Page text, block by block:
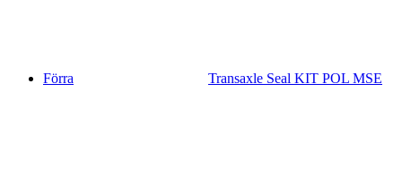
Förra Transaxle Seal KIT POL MSE